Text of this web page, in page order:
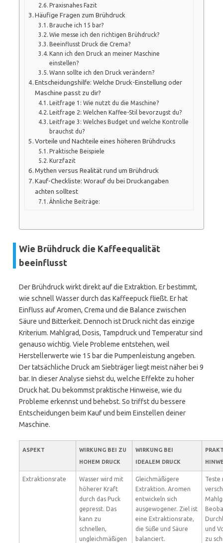
Praxisnahes Fazit
Häufige Fragen zum Brühdruck
Brauche ich 15 bar?
Wie messe ich den richtigen Brühdruck?
Beeinflusst Druck die Crema?
Kann ich den Druck an meiner Maschine
einstellen?
Wann sollte ich den Druck verändern?
Entscheidungshilfe: Welche Druck-Einstellung oder
Maschine passt zu dir?
Leitfrage 1: Wie nutzt du die Maschine?
Leitfrage 2: Welchen Kaffee-Stil bevorzugst du?
Leitfrage 3: Welches Budget und welche Kontrolle
brauchst du?
Vorteile und Nachteile eines höheren Brühdrucks
Praktische Beispiele
Kurzfazit
Mythen versus Realität rund um Brühdruck
Kauf-Checkliste: Worauf du bei Druckangaben
achten solltest
Ähnliche Beiträge:
Wie Brühdruck die Kaffeequalität
beeinflusst
Der Brühdruck wirkt direkt auf die Extraktion. Er bestimmt,
wie schnell Wasser durch das Kaffeepuck fließt. Er hat
Einfluss auf Aromen, Crema und die Balance zwischen
Säure und Bitterkeit. Dennoch ist Druck nicht das einzige
Kriterium. Mahlgrad, Dosis, Tampdruck und Temperatur sind
genauso wichtig. Viele Probleme entstehen, weil
Herstellerwerte wie 15 bar die Pumpenleistung angeben.
Der tatsächliche Druck am Siebträger liegt meist näher bei 9
bar. In dieser Analyse siehst du, welche Effekte zu hoher
Druck hat. Du bekommst praktische Hinweise, wie du
Probleme erkennst und behebst. So triffst du bessere
Entscheidungen beim Kauf und beim Einstellen deiner
Maschine.
ASPEKT
WIRKUNG BEI ZU
HOHEM DRUCK
WIRKUNG BEI
IDEALEM DRUCK
Extraktionsrate
Wasser wird mit
höherer Kraft
durch das Puck
gepresst. Das
kann zu
schnellen,
ungleichmäßigen
Gleichmäßigere
Extraktion. Aromen
entwickeln sich
ausgewogener. Ziel ist
eine Extraktionsrate,
die Süße und Säure
balanciert.
Teste
und
zu